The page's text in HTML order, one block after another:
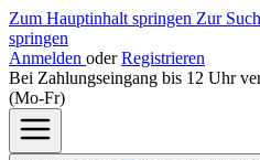
Zum Hauptinhalt springen Zur
springen
Anmelden oder Registrieren
Bei Zahlungseingang bis 12 Uhr
(Mo-Fr)